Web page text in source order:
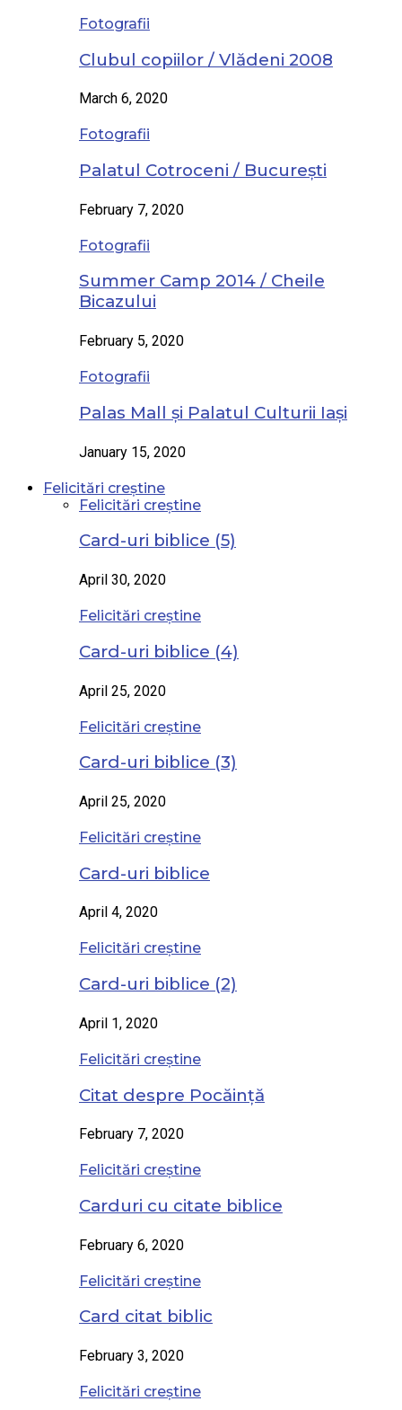
Fotografii
Clubul copiilor / Vlădeni 2008
March 6, 2020
Fotografii
Palatul Cotroceni / București
February 7, 2020
Fotografii
Summer Camp 2014 / Cheile
Bicazului
February 5, 2020
Fotografii
Palas Mall și Palatul Culturii Iași
January 15, 2020
Felicitări creștine
Felicitări creștine
Card-uri biblice (5)
April 30, 2020
Felicitări creștine
Card-uri biblice (4)
April 25, 2020
Felicitări creștine
Card-uri biblice (3)
April 25, 2020
Felicitări creștine
Card-uri biblice
April 4, 2020
Felicitări creștine
Card-uri biblice (2)
April 1, 2020
Felicitări creștine
Citat despre Pocăință
February 7, 2020
Felicitări creștine
Carduri cu citate biblice
February 6, 2020
Felicitări creștine
Card citat biblic
February 3, 2020
Felicitări creștine